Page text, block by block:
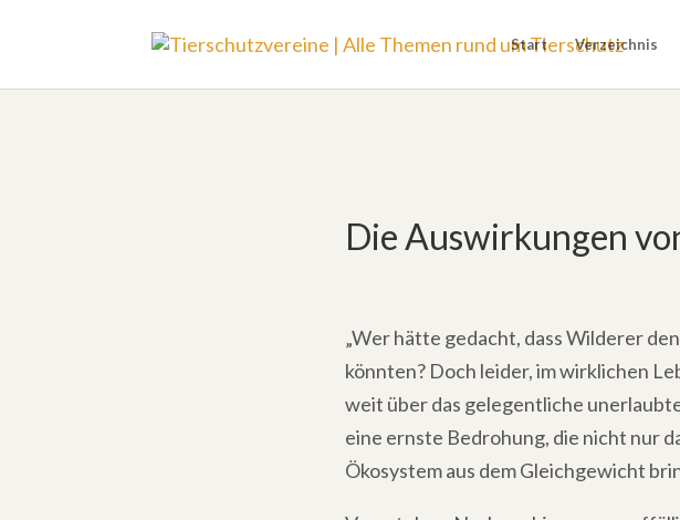
Start Verzeichnis
Die Auswirkungen
„Wer hätte gedacht, dass Wilderer
könnten? Doch leider, im wirklichen
weit über das gelegentliche
eine ernste Bedrohung, die nicht nur
Ökosystem aus dem Gleichgewicht